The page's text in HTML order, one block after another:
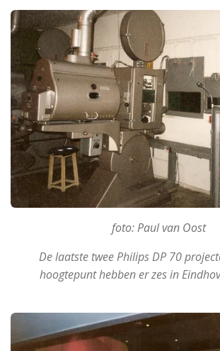
foto: Paul van Oost
De laatste twee Philips DP 70
hoogtepunt hebben er zes in